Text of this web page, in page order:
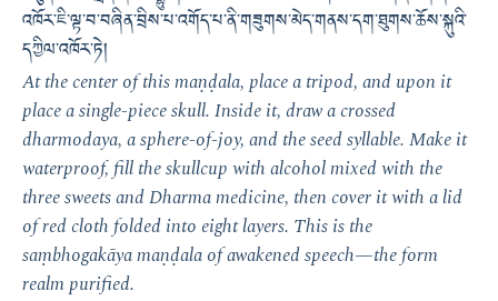
འཁོར་ཇི་ལྟ་བ་བཞིན་བྲིས་པ་འགོད་པ་ནི་གཟུགས་མེད་གནས་དག་ཐུགས་ཆོས་སྐུའི་
དཀྱིལ་འཁོར་ཏེ།
At the center of this maṇḍala, place a tripod, and upon it
place a single-piece skull. Inside it, draw a crossed
dharmodaya, a sphere-of-joy, and the seed syllable. Make it
waterproof, fill the skullcup with alcohol mixed with the
three sweets and Dharma medicine, then cover it with a lid
of red cloth folded into eight layers. This is the
saṃbhogakāya maṇḍala of awakened speech—the form
realm purified.